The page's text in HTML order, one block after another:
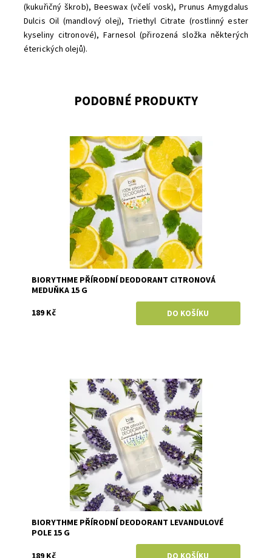
(kukuřičný škrob), Beeswax (včelí vosk), Prunus Amygdalus
Dulcis Oil (mandlový olej), Triethyl Citrate (rostlinný ester
kyseliny citronové), Farnesol (přirozená složka některých
éterických olejů).
PODOBNÉ PRODUKTY
Dostupnost:
Skladem
Biorythme
BIORYTHME PŘÍRODNÍ DEODORANT CITRONOVÁ
MEDUŇKA 15 G
189 Kč
Dostupnost:
Skladem
Biorythme
BIORYTHME PŘÍRODNÍ DEODORANT LEVANDULOVÉ
POLE 15 G